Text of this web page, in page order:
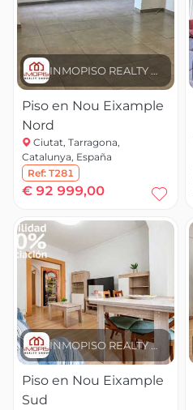
INMOPISO REALTY GROUP
Piso en Nou Eixample
Nord
Ciutat, Tarragona,
Catalunya, España
Ref: T281
€ 92 999,00
INMOPISO REALTY GROUP
Piso en Nou Eixample
Sud